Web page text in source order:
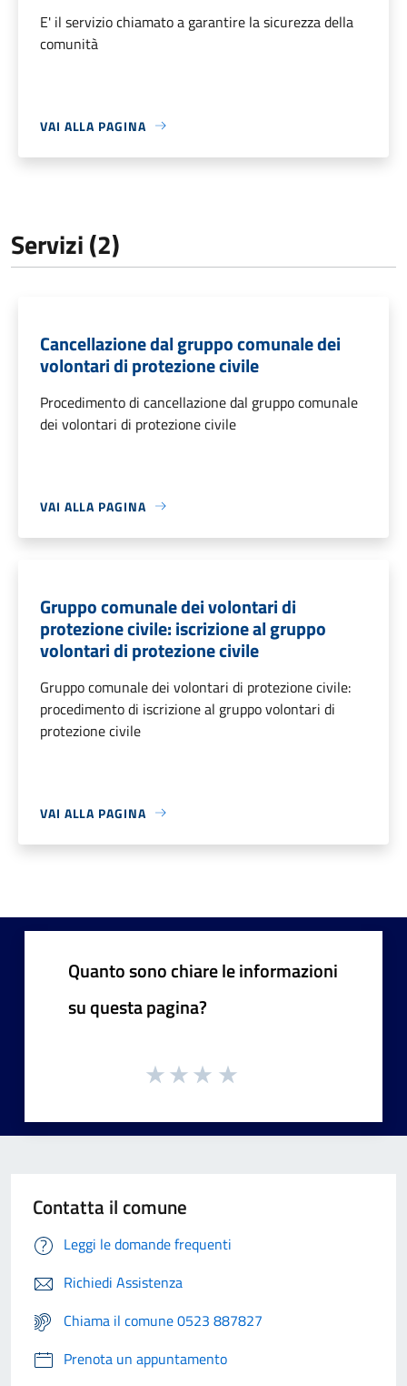
E' il servizio chiamato a garantire la sicurezza della
comunità
VAI ALLA PAGINA
Servizi (2)
Cancellazione dal gruppo comunale dei
volontari di protezione civile
Procedimento di cancellazione dal gruppo comunale
dei volontari di protezione civile
VAI ALLA PAGINA
Gruppo comunale dei volontari di
protezione civile: iscrizione al gruppo
volontari di protezione civile
Gruppo comunale dei volontari di protezione civile:
procedimento di iscrizione al gruppo volontari di
protezione civile
VAI ALLA PAGINA
Quanto sono chiare le informazioni
su questa pagina?
Contatta il comune
Leggi le domande frequenti
Richiedi Assistenza
Chiama il comune 0523 887827
Prenota un appuntamento